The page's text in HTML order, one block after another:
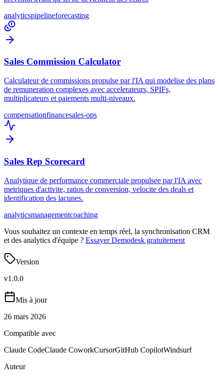
analyticspipelineforecasting
Sales Commission Calculator
Calculateur de commissions propulse par l'IA qui modelise des plans
de remuneration complexes avec accelerateurs, SPIFs,
multiplicateurs et paiements multi-niveaux.
compensationfinancesales-ops
Sales Rep Scorecard
Analytique de performance commerciale propulsee par l'IA avec
metriques d'activite, ratios de conversion, velocite des deals et
identification des lacunes.
analyticsmanagementcoaching
Vous souhaitez un contexte en temps réel, la synchronisation CRM
et des analytics d'équipe ? Essayer Demodesk gratuitement
Version
v1.0.0
Mis à jour
26 mars 2026
Compatible avec
Claude CodeClaude CoworkCursorGitHub CopilotWindsurf
Auteur